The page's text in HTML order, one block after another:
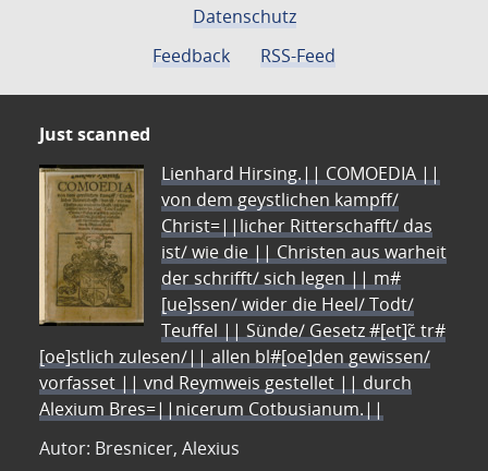
Datenschutz
Feedback
RSS-Feed
Just scanned
Lienhard Hirsing.|| COMOEDIA ||
von dem geystlichen kampff/
Christ=||licher Ritterschafft/ das
ist/ wie die || Christen aus warheit
der schrifft/ sich legen || m#
[ue]ssen/ wider die Heel/ Todt/
Teuffel || Sünde/ Gesetz #[et]c̃ tr#
[oe]stlich zulesen/|| allen bl#[oe]den gewissen/
vorfasset || vnd Reymweis gestellet || durch
Alexium Bres=||nicerum Cotbusianum.||
Autor: Bresnicer, Alexius